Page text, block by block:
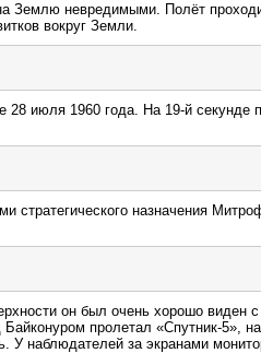
Землю невредимыми. Полёт
вокруг Земли.
28 июля 1960 года. На 19-й секунде
назначения
он был очень хорошо
пролетал «Спутник-5»,
У наблюдателей за экранами